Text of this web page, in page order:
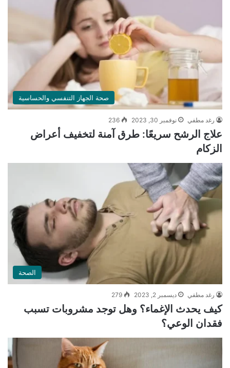
صحة الجهاز التنفسي والحساسية
رغد مطفي نوفمبر 30, 2023 236
علاج الرشح سريعًا: طرق آمنة لتخفيف أعراض
الزكام
الصحة
رغد مطفي ديسمبر 2, 2023 279
كيف يحدث الإغماء؟ وهل توجد مشروبات تسبب
فقدان الوعي؟